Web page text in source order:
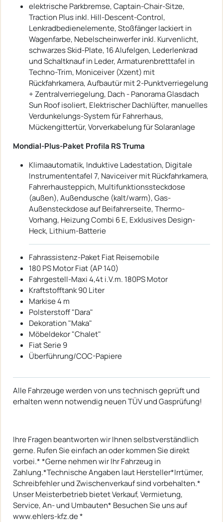
elektrische Parkbremse, Captain-Chair-Sitze,
Traction Plus inkl. Hill-Descent-Control,
Lenkradbedienelemente, Stoßfänger lackiert in
Wagenfarbe, Nebelscheinwerfer inkl. Kurvenlicht,
schwarzes Skid-Plate, 16 Alufelgen, Lederlenkrad
und Schaltknauf in Leder, Armaturenbretttafel in
Techno-Trim, Moniceiver (Xzent) mit
Rückfahrkamera, Aufbautür mit 2-Punktverriegelung
+ Zentralverriegelung, Dach - Panorama Glasdach
Sun Roof isoliert, Elektrischer Dachlüfter, manuelles
Verdunkelungs-System für Fahrerhaus,
Mückengittertür, Vorverkabelung für Solaranlage
Mondial-Plus-Paket Profila RS Truma
Klimaautomatik, Induktive Ladestation, Digitale
Instrumententafel 7, Naviceiver mit Rückfahrkamera,
Fahrerhausteppich, Multifunktionssteckdose
(außen), Außendusche (kalt/warm), Gas-
Außensteckdose auf Beifahrerseite, Thermo-
Vorhang, Heizung Combi 6 E, Exklusives Design-
Heck, Lithium-Batterie
Fahrassistenz-Paket Fiat Reisemobile
180 PS Motor Fiat (AP 140)
Fahrgestell-Maxi 4,4t i.V.m. 180PS Motor
Kraftstofftank 90 Liter
Markise 4 m
Polsterstoff "Dara"
Dekoration "Maka"
Möbeldekor "Chalet"
Fiat Serie 9
Überführung/COC-Papiere
Alle Fahrzeuge werden von uns technisch geprüft und
erhalten wenn notwendig neuen TÜV und Gasprüfung!
Ihre Fragen beantworten wir Ihnen selbstverständlich
gerne. Rufen Sie einfach an oder kommen Sie direkt
vorbei.* *Gerne nehmen wir Ihr Fahrzeug in
Zahlung.*Technische Angaben laut Hersteller*Irrtümer,
Schreibfehler und Zwischenverkauf sind vorbehalten.*
Unser Meisterbetrieb bietet Verkauf, Vermietung,
Service, An- und Umbauten* Besuchen Sie uns auf
www.ehlers-kfz.de *